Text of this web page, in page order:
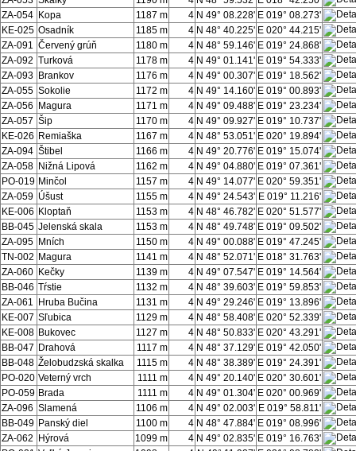
ZA-054 Kopa 1187 m 4 N 49° 08.228' E 019° 08.273'
KE-025 Osadník 1185 m 4 N 48° 40.225' E 020° 44.215'
ZA-091 Červený grúň 1180 m 4 N 48° 59.146' E 019° 24.868'
ZA-092 Turková 1178 m 4 N 49° 01.141' E 019° 54.333'
ZA-093 Brankov 1176 m 4 N 49° 00.307' E 019° 18.562'
ZA-055 Sokolie 1172 m 4 N 49° 14.160' E 019° 00.893'
ZA-056
Magura 1171 m 4 N 49° 09.488' E 019° 23.234'
ZA-057 Šip 1170 m 4 N 49° 09.927' E 019° 10.737'
KE-026 Remiaška 1167 m 4 N 48° 53.051' E 020° 19.894'
ZA-094 Štibel 1166 m 4 N 49° 20.776' E 019° 15.074'
ZA-058 Nižná Lipová 1162 m 4 N 49° 04.880' E 019° 07.361'
PO-019 Minčol 1157 m 4 N 49° 14.077' E 020° 59.351'
ZA-059 Úšust 1155 m 4 N 49° 24.543' E 019° 11.216'
KE-006 Kloptaň 1153 m 4 N 48° 46.782' E 020° 51.577'
BB-045 Jelenská skala 1153 m 4 N 48° 49.748' E 019° 09.502'
ZA-095 Mních 1150 m 4 N 49° 00.088' E 019° 47.245'
TN-002 Magura 1141 m 4 N 48° 52.071' E 018° 31.763'
ZA-060 Kečky 1139 m 4 N 49° 07.547' E 019° 14.564'
BB-046 Tŕstie 1132 m 4 N 48° 39.603' E 019° 59.853'
ZA-061
Hruba Bučina 1131 m 4 N 49° 29.246' E 019° 13.896'
KE-007 Sľubica 1129 m 4 N 48° 58.408' E 020° 52.339'
KE-008 Bukovec 1127 m 4 N 48° 50.833' E 020° 43.291'
BB-047 Drahová 1117 m 4 N 48° 37.129' E 019° 42.050'
BB-048 Želobudzská skalka 1115 m 4 N 48° 38.389' E 019° 24.391'
PO-020 Veterný vrch 1111 m 4 N 49° 20.140' E 020° 30.601'
PO-059 Brada 1111 m 4 N 49° 01.304' E 020° 00.969'
ZA-096 Slamená 1106 m 4 N 49° 02.003' E 019° 58.811'
BB-049 Panský diel 1100 m 4 N 48° 47.884' E 019° 08.996'
ZA-062
Hýrová 1099 m 4 N 49° 02.835' E 019° 16.763'